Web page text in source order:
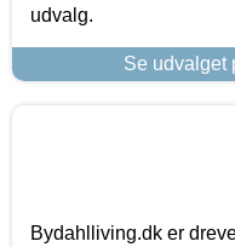
udvalg.
Se udvalget
Bydahlliving.dk er